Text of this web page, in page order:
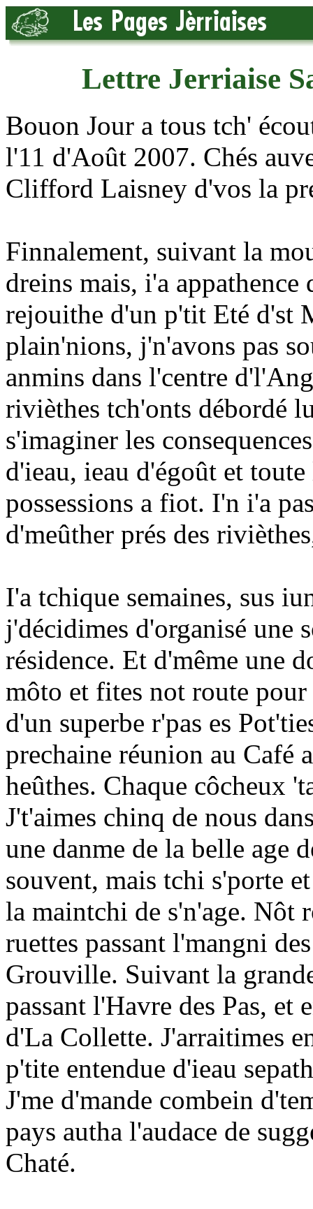
Lettre Jerriaise
Bouon Jour a tous tch'
l'11 d'Août 2007. Chés
Clifford Laisney d'vos la
Finnalement, suivant la
dreins mais, i'a
rejouithe d'un p'tit Eté d'st
plain'nions, j'n'avons pas
anmins dans l'centre
rivièthes tch'onts débordé
s'imaginer les
d'ieau, ieau d'égoût et
possessions a fiot. I'n i'a
d'meûther prés des
I'a tchique semaines, sus
j'décidimes d'organisé une
résidence. Et d'même une
môto et fites not route
d'un superbe r'pas es
prechaine réunion au Café
heûthes. Chaque côcheux
J't'aimes chinq de nous
une danme de la belle age
souvent, mais tchi s'porte
la maintchi de s'n'age. Nôt
ruettes passant l'mangni
Grouville. Suivant la
passant l'Havre des Pas,
d'La Collette. J'arraitimes
p'tite entendue d'ieau
J'me d'mande combein
pays autha l'audace de
Chaté.